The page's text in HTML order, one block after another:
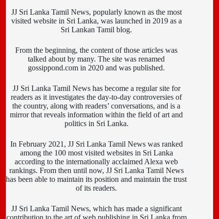
JJ Sri Lanka Tamil News, popularly known as the most
visited website in Sri Lanka, was launched in 2019 as a
Sri Lankan Tamil blog.
From the beginning, the content of those articles was
talked about by many. The site was renamed
gossippond.com in 2020 and was published.
JJ Sri Lanka Tamil News has become a regular site for
readers as it investigates the day-to-day controversies of
the country, along with readers’ conversations, and is a
mirror that reveals information within the field of art and
politics in Sri Lanka.
In February 2021, JJ Sri Lanka Tamil News was ranked
among the 100 most visited websites in Sri Lanka
according to the internationally acclaimed Alexa web
rankings. From then until now, JJ Sri Lanka Tamil News
has been able to maintain its position and maintain the trust
of its readers.
JJ Sri Lanka Tamil News, which has made a significant
contribution to the art of web publishing in Sri Lanka from